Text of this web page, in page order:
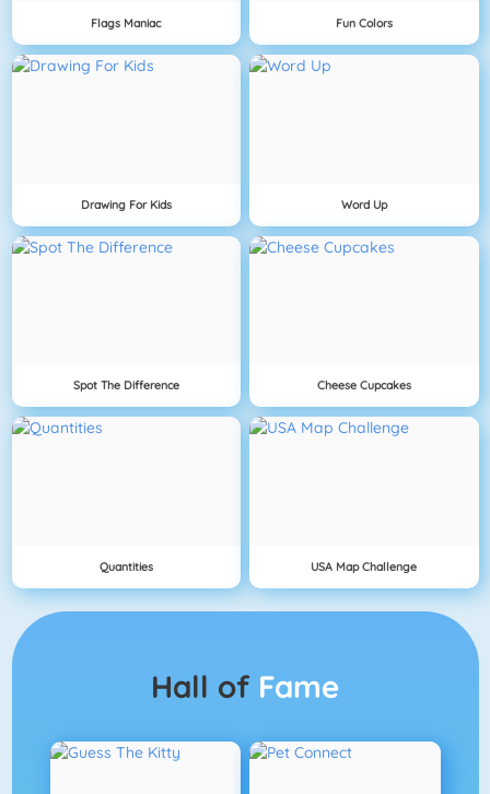
Flags Maniac Fun Colors
Drawing For Kids Word Up
Spot The Difference Cheese Cupcakes
Quantities USA Map Challenge
Hall of Fame